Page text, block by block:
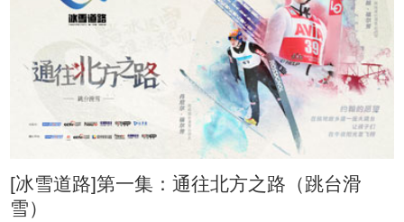
[冰雪道路]第一集：通往北方之路（跳台滑
雪）